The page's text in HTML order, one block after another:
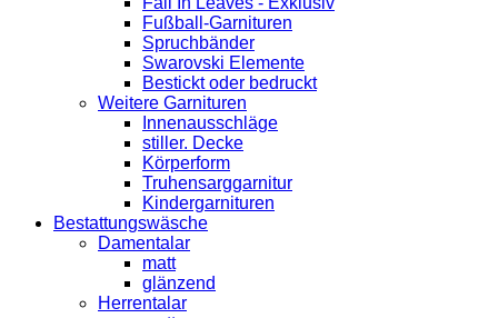
Fußball-Garnituren
Spruchbänder
Swarovski Elemente
Bestickt oder bedruckt
Weitere Garnituren
Innenausschläge
stiller. Decke
Körperform
Truhensarggarnitur
Kindergarnituren
Bestattungswäsche
Damentalar
matt
glänzend
Herrentalar